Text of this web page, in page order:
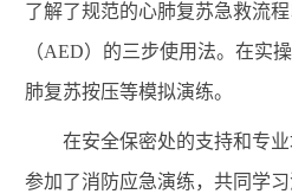
了解了规范的心肺复苏急救流
（AED）的三步使用法。在实
肺复苏按压等模拟演练。
在安全保密处的支持和专
参加了消防应急演练，共同学